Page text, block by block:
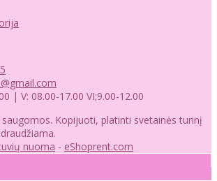
| V: 08.00-17.00 VI;9.00-12.00
Kopijuoti, platinti svetainės turinį
nuoma - eShoprent.com